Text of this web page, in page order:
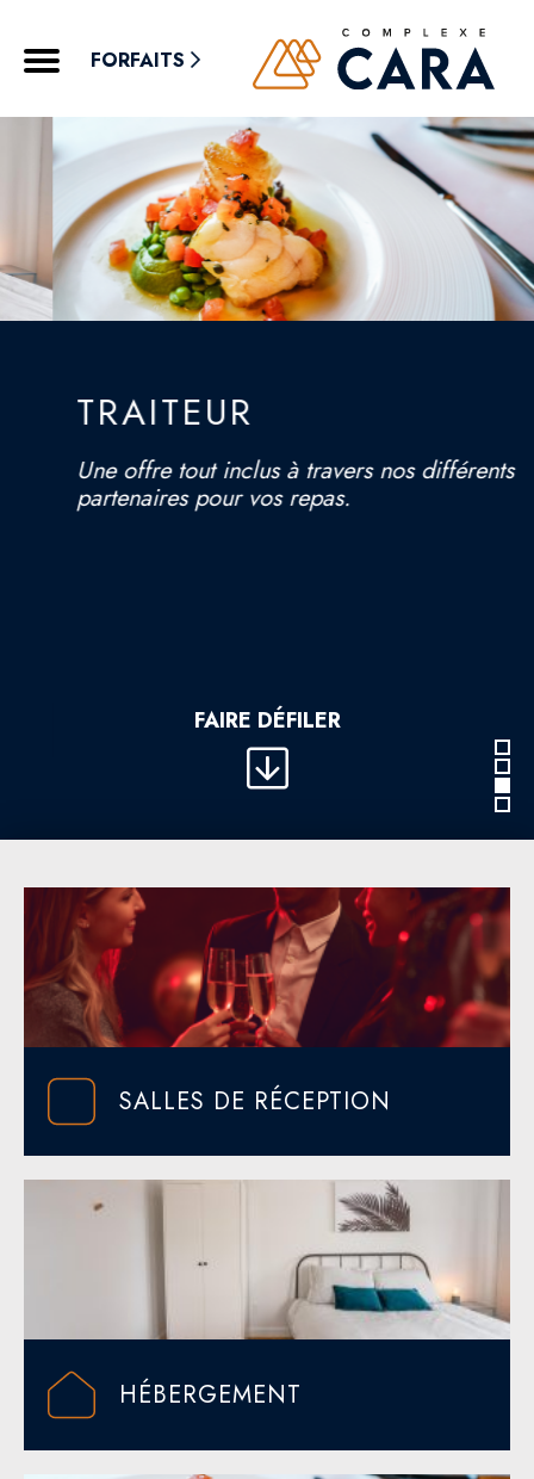
FORFAITS
TRAITEUR
Une offre tout inclus à travers nos différents
partenaires pour vos repas.
1
2
3
4
FAIRE DÉFILER
SALLES DE RÉCEPTION
HÉBERGEMENT